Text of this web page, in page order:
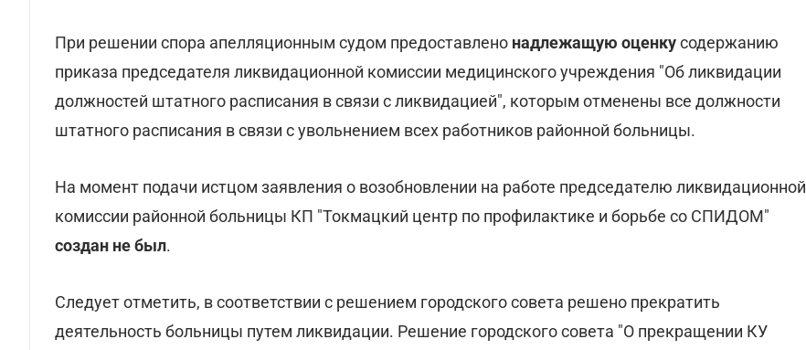
При решении спора апелляционным судом предоставлено надлежащую оценкусодержанию
приказа председателя ликвидационной комиссии медицинского учреждения "Об ликвидации
должностей штатного расписания в связи с ликвидацией", которым отменены все должности
штатного расписания в связи с увольнением всех работников районной больницы.
На момент подачи истцом заявления о возобновлении на работе председателю ликвидационной
комиссии районной больницы КП "Токмацкий центр по профилактике и борьбе со СПИДОМ"
создан не был.
Следует отметить, в соответствии с решением городского совета решено прекратить
деятельность больницы путем ликвидации. Решение городского совета "О прекращении КУ